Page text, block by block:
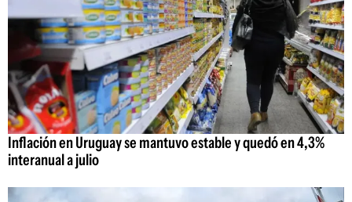
Inflación en Uruguay se mantuvo estable y quedó en 4,3%
interanual a julio